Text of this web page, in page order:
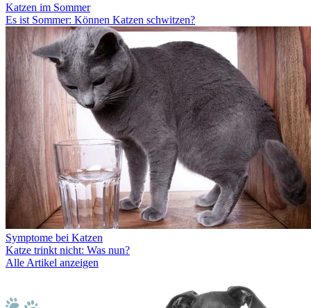
Katzen im Sommer
Es ist Sommer: Können Katzen schwitzen?
Symptome bei Katzen
Katze trinkt nicht: Was nun?
Alle Artikel anzeigen